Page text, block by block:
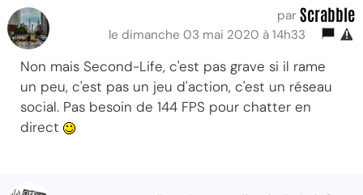
par Scrabble
le dimanche 03 mai 2020 à 14h33
Non mais Second-Life, c'est pas grave si il rame
un peu, c'est pas un jeu d'action, c'est un réseau
social. Pas besoin de 144 FPS pour chatter en
direct